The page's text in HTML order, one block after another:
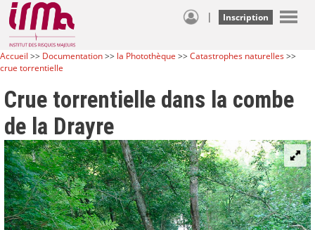
| Inscription
Accueil >> Documentation>> la Photothèque >>Catastrophes naturelles>>
crue torrentielle
Crue torrentielle dans la combe
de la Drayre